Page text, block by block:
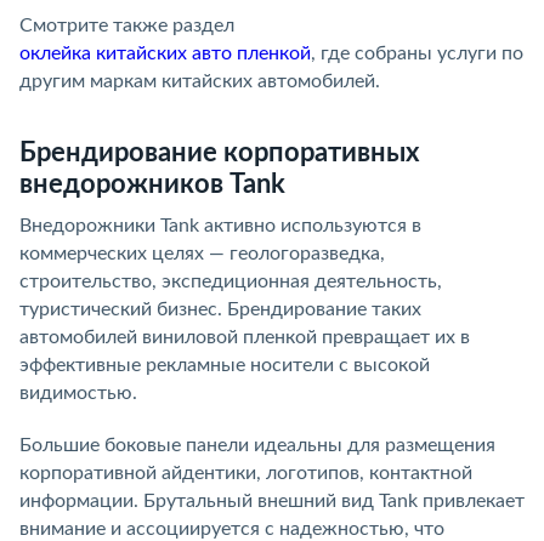
Смотрите также раздел
оклейка китайских авто пленкой, где собраны услуги по
другим маркам китайских автомобилей.
Брендирование корпоративных
внедорожников Tank
Внедорожники Tank активно используются в
коммерческих целях — геологоразведка,
строительство, экспедиционная деятельность,
туристический бизнес. Брендирование таких
автомобилей виниловой пленкой превращает их в
эффективные рекламные носители с высокой
видимостью.
Большие боковые панели идеальны для размещения
корпоративной айдентики, логотипов, контактной
информации. Брутальный внешний вид Tank привлекает
внимание и ассоциируется с надежностью, что